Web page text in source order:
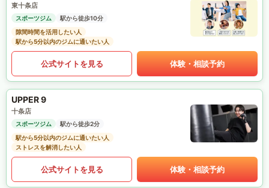
東十条店
スポーツジム
駅から徒歩10分
隙間時間を活用したい人
駅から5分以内のジムに通いたい人
公式サイトを見る 体験・相談予約
UPPER 9
十条店
スポーツジム
駅から徒歩2分
駅から5分以内のジムに通いたい人
ストレスを解消したい人
公式サイトを見る 体験・相談予約